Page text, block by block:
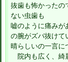
抜歯も怖かったの
ない虫歯も
嘘のように痛みが
の腕がズバ抜けて
晴らしいの一言に
院内も広く、綺